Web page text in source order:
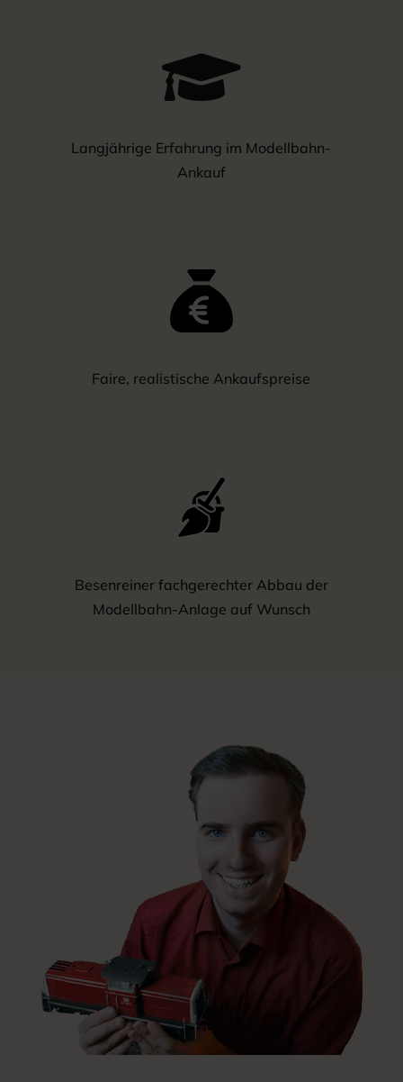

Langjährige Erfahrung im Modellbahn-
Ankauf
Faire, realistische Ankaufspreise
Besenreiner fachgerechter Abbau der
Modellbahn-Anlage auf Wunsch